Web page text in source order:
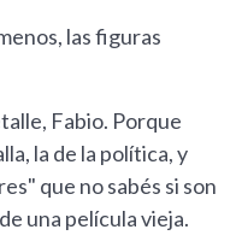
las figuras
Fabio. Porque
la de la política, y
que no sabés si son
una película vieja.